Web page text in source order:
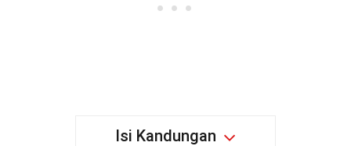
Isi Kandungan